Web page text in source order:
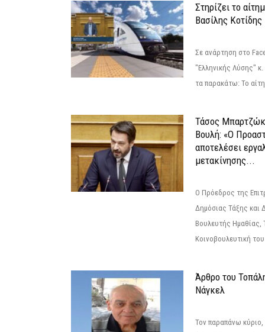
Στηρίζει το
Βασίλης Κοτίδης
Σε ανάρτηση στο
"Ελληνικής Λύσης"
τα παρακάτω: Το
Τάσος
Βουλή: «Ο
αποτελέσει
μετακίνησης...
Ο Πρόεδρος της
Δημόσιας Τάξης και
Βουλευτής
Κοινοβουλευτική
Άρθρο του
Νάγκελ
Τον παραπάνω